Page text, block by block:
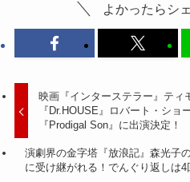
よかったらシ
映画『インターステラー』ティ
『Dr.HOUSE』ロバート・ショ
『Prodigal Son』に出演決定！
演劇界の金字塔『放浪記』森光子
に受け継がれる！でんぐり返しは4